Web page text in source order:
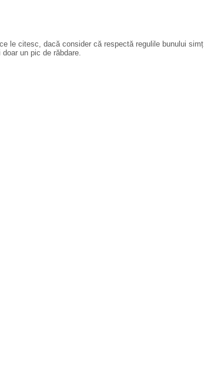
le citesc, dacă consider că respectă regulile bunului simț.
un pic de răbdare.